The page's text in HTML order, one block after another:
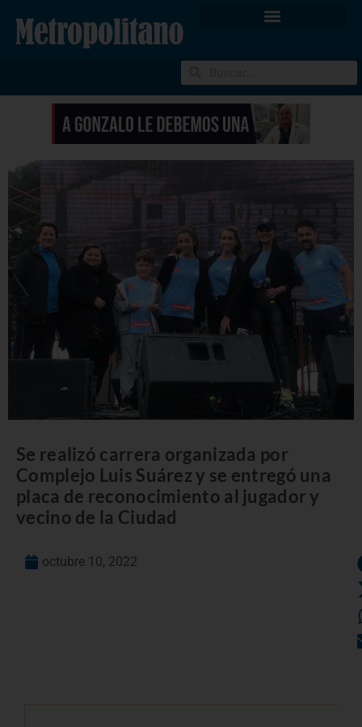
Se realizó carrera organizada por
Complejo Luis Suárez y se entregó una
placa de reconocimiento al jugador y
vecino de la Ciudad
octubre 10, 2022